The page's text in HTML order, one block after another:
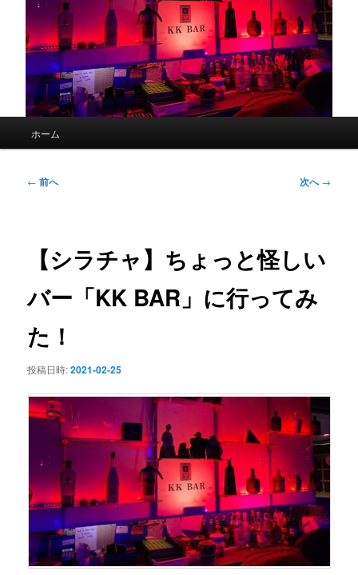
ホーム
投
ョ
← 前へ 次へ→
【シラチャ】ちょっと怪しい
バー「KK BAR」に行ってみ
た！
投稿日時:2021-02-25